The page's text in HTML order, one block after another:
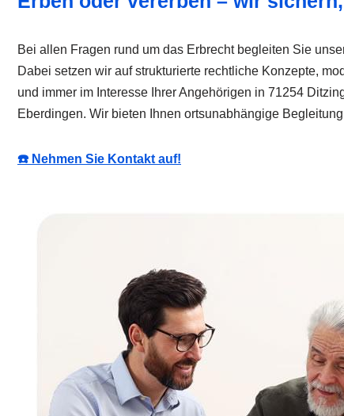
Bei allen Fragen rund um das Erbrecht begleiten Sie
Dabei setzen wir auf strukturierte rechtliche Konzepte,
und immer im Interesse Ihrer Angehörigen in 71254
Eberdingen. Wir bieten Ihnen ortsunabhängige
☎️ Nehmen Sie Kontakt auf!